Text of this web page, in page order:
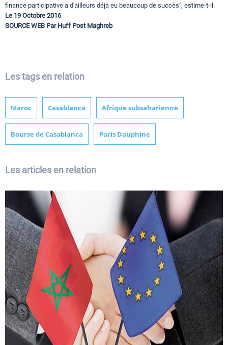
finance participative a d'ailleurs déjà eu beaucoup de succès", estime-t-il.
Le 19 Octobre 2016
SOURCE WEB Par Huff Post Maghreb
Les tags en relation
Maroc Casablanca Afrique subsaharienne
Bourse de Casablanca Paris Dauphine
Les articles en relation